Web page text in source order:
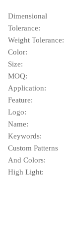
Dimensional
Tolerance:
Weight Tolerance:
Color:
Size:
MOQ:
Application:
Feature:
Logo:
Name:
Keywords:
Custom Patterns
And Colors:
High Light: